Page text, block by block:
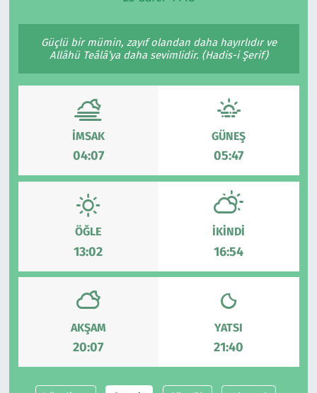
Güçlü bir mümin, zayıf olandan daha hayırlıdır ve
Allâhü Teâlâ’ya daha sevimlidir. (Hadis-i Şerif)
İMSAK
04:07
GÜNEŞ
05:47
ÖĞLE
13:02
İKINDI
16:54
AKŞAM
20:07
YATSI
21:40
Ekonomi
Siyaset
Foto Galeri
Gündem
Kapaklı
Kırklareli
Kültür Sanat
Marmaraereğlisi
Saray
Siyaset
Spor